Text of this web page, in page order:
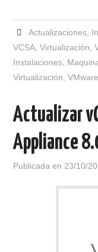
Actualizaciones,
VCSA ,Virtualización ,
Instalaciones
Virtualización ,VMware
Actualizar
Appliance
Publicada en 23/10/